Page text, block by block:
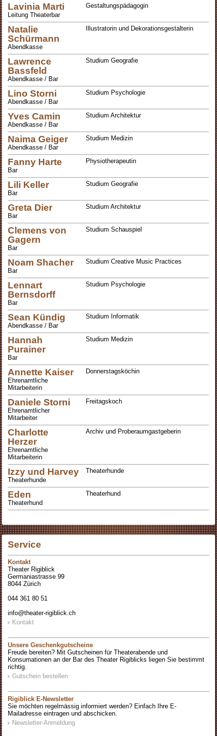
Lavinia Marti
Leitung Theaterbar
Gestaltungspädagogin
Natalie
Schürmann
Abendkasse
Illustratorin und Dekorationsgestalterin
Lawrence
Bassfeld
Abendkasse / Bar
Studium Geografie
Lino Storni
Abendkasse / Bar
Studium Psychologie
Yves Camin
Abendkasse / Bar
Studium Architektur
Naima Geiger
Abendkasse / Bar
Studium Medizin
Fanny Harte
Bar
Physiotherapeutin
Lili Keller
Bar
Studium Geografie
Greta Dier
Bar
Studium Architektur
Clemens von
Gagern
Bar
Studium Schauspiel
Noam Shacher
Bar
Studium Creative Music Practices
Lennart
Bernsdorff
Bar
Studium Psychologie
Sean Kündig
Abendkasse / Bar
Studium Informatik
Hannah
Purainer
Bar
Studium Medizin
Annette Kaiser
Ehrenamtliche
Mitarbeiterin
Donnerstagsköchin
Daniele Storni
Ehrenamtlicher
Mitarbeiter
Freitagskoch
Charlotte
Herzer
Ehrenamtliche
Mitarbeiterin
Archiv und Proberaumgastgeberin
Izzy und Harvey
Theaterhunde
Theaterhunde
Eden
Theaterhund
Theaterhund
Service
Kontakt
Theater Rigiblick
Germaniastrasse 99
8044 Zürich
044 361 80 51
info@theater-rigiblick.ch
Kontakt
Unsere Geschenkgutscheine
Freude bereiten? Mit Gutscheinen für Theaterabende und
Konsumationen an der Bar des Theater Rigiblicks liegen Sie bestimmt
richtig.
Gutschein bestellen
Rigiblick E-Newsletter
Sie möchten regelmässig informiert werden? Einfach Ihre E-
Mailadresse eintragen und abschicken.
Newsletter-Anmeldung